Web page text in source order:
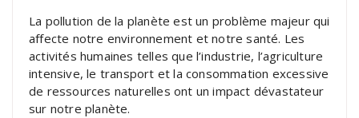
La pollution de la planète est un problème majeur qui
affecte notre environnement et notre santé. Les
activités humaines telles que l’industrie, l’agriculture
intensive, le transport et la consommation excessive
de ressources naturelles ont un impact dévastateur
sur notre planète.